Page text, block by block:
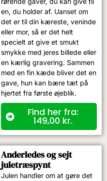
en, du holder af. Uanset om
det er til din kæreste, veninde
eller mor, så er det helt
specielt at give et smukt
smykke med jeres billede eller
en kærlig gravering. Sammen
med en fin kæde bliver det en
gave, hun kan bære tæt på
hjertet fra første øjeblik.
Find her fra:
149,00 kr.
Anderledes og sejt
juletræspynt
Julen handler om at gøre det